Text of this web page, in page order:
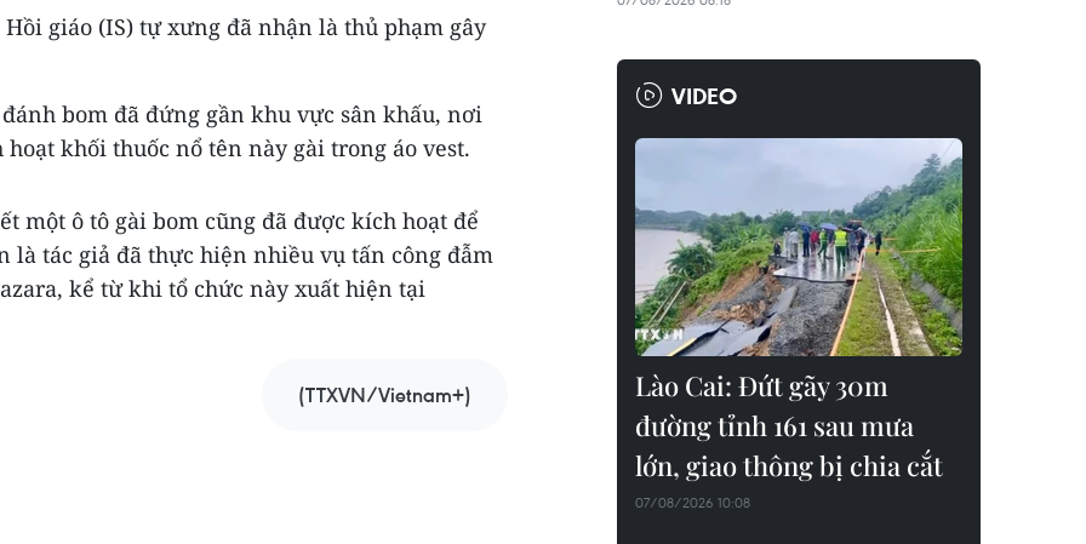
giáo (IS) tự xưng đã nhận là thủ phạm gây
bom đã đứng gần khu vực sân khấu, nơi
khối thuốc nổ tên này gài trong áo vest.
một ô tô gài bom cũng đã được kích hoạt để
là tác giả đã thực hiện nhiều vụ tấn công đẫm
kể từ khi tổ chức này xuất hiện tại
(TTXVN/Vietnam+)
VIDEO
Lào Cai: Đứt gãy 30m
đường tỉnh 161 sau mưa
lớn, giao thông bị chia cắt
07/08/2026 10:08